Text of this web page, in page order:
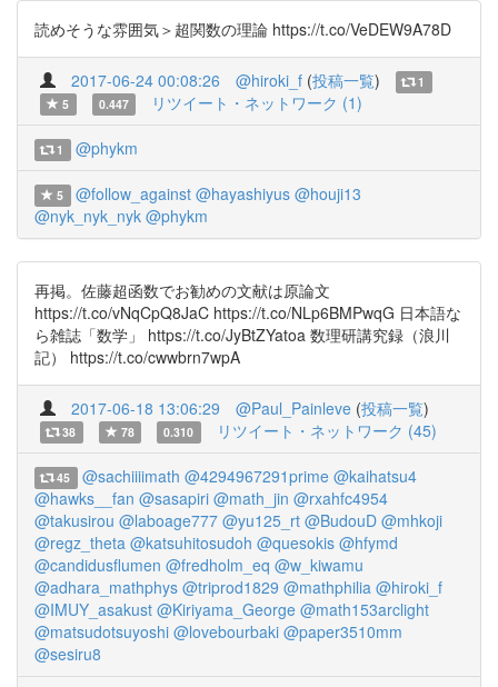
読めそうな雰囲気＞超関数の理論 https://t.co/VeDEW9A78D
2017-06-24 00:08:26 @hiroki_f (投稿一覧)
1
5
0.447 リツイート・ネットワーク (1)
1 @phykm
5 @follow_against @hayashiyus @houji13
@nyk_nyk_nyk @phykm
再掲。佐藤超函数でお勧めの文献は原論文
https://t.co/vNqCpQ8JaC https://t.co/NLp6BMPwqG 日本語な
ら雑誌「数学」 https://t.co/JyBtZYatoa 数理研講究録（浪川
記） https://t.co/cwwbrn7wpA
2017-06-18 13:06:29 @Paul_Painleve (投稿一覧)
38 78 0.310 リツイート・ネットワーク (45)
45 @sachiiiimath @4294967291prime @kaihatsu4
@hawks__fan @sasapiri @math_jin @rxahfc4954
@takusirou @laboage777 @yu125_rt @BudouD @mhkoji
@regz_theta @katsuhitosudoh @quesokis @hfymd
@candidusflumen @fredholm_eq @w_kiwamu
@adhara_mathphys @triprod1829 @mathphilia @hiroki_f
@IMUY_asakust @Kiriyama_George @math153arclight
@matsudotsuyoshi @lovebourbaki @paper3510mm
@sesiru8